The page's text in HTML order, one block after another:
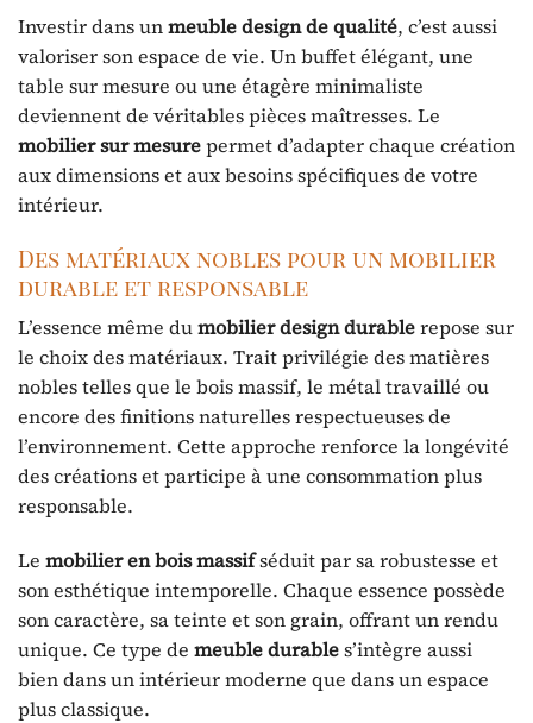
Investir dans unmeuble design de qualité, c’est aussi
valoriser son espace de vie. Un buffet élégant, une
table sur mesure ou une étagère minimaliste
deviennent de véritables pièces maîtresses. Le
mobilier sur mesurepermet d’adapter chaque création
aux dimensions et aux besoins spécifiques de votre
intérieur.
Des matériaux nobles pour un mobilier
durable et responsable
L’essence même dumobilier design durablerepose sur
le choix des matériaux. Trait privilégie des matières
nobles telles que le bois massif, le métal travaillé ou
encore des finitions naturelles respectueuses de
l’environnement. Cette approche renforce la longévité
des créations et participe à une consommation plus
responsable.
Le mobilier en bois massifséduit par sa robustesse et
son esthétique intemporelle. Chaque essence possède
son caractère, sa teinte et son grain, offrant un rendu
unique. Ce type de meuble durables’intègre aussi
bien dans un intérieur moderne que dans un espace
plus classique.